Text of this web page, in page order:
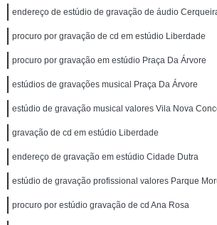
endereço de estúdio de gravação de áudio
procuro por gravação de cd em estúdio Liberdade
procuro por gravação em estúdio Praça Da Árvore
estúdios de gravações musical Praça Da Árvore
estúdio de gravação musical valores Vila Nova
gravação de cd em estúdio Liberdade
endereço de gravação em estúdio Cidade Dutra
estúdio de gravação profissional valores Parque
procuro por estúdio gravação de cd Ana Rosa